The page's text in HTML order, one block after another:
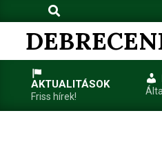
to
Search
AKTUALITÁSOK
Friss hírek!